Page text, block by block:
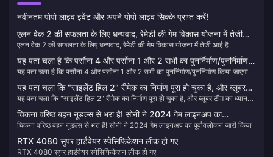
नवीनतम पोपो लाइव इवेंट और अपने पोपो लाइव सिक्के प्राप्त करें!
एलन वेक 2 की सफलता के लिए धन्यवाद, रेमेडी की गेम विकास योजना में तेजी
आई है
एलन वेक 2 की सफलता के लिए धन्यवाद, रेमेडी की गेम विकास योजना में तेजी आई है
यह पता चला है कि पर्सोना 4 और पर्सोना 1 और 2 सभी का पुनर्निर्माण/पुनर्निर्माण
किया जाएगा
यह पता चला है कि पर्सोना 4 और पर्सोना 1 और 2 सभी का पुनर्निर्माण/पुनर्निर्माण किया जाएगा
यह पता चला कि "साइलेंट हिल 2" रीमेक का निर्माण पूरा हो चुका है, और ब्लूबर
टीम का ध्यान नई परियोजनाओं पर केंद्रित हो गया है
यह पता चला कि "साइलेंट हिल 2" रीमेक का निर्माण पूरा हो चुका है, और ब्लूबर टीम का ध्यान
नई परियोजनाओं पर केंद्रित हो गया है
चिकना वरिष्ठ बहन नूडल्स से भरा है! सोनी ने 2024 गेम लाइनअप का
पूर्वावलोकन जारी किया
चिकना वरिष्ठ बहन नूडल्स से भरा है! सोनी ने 2024 गेम लाइनअप का पूर्वावलोकन जारी किया
RTX 4080 सुपर हार्डवेयर स्पेसिफिकेशन लीक हो गए
RTX 4080 सुपर हार्डवेयर स्पेसिफिकेशन लीक हो गए